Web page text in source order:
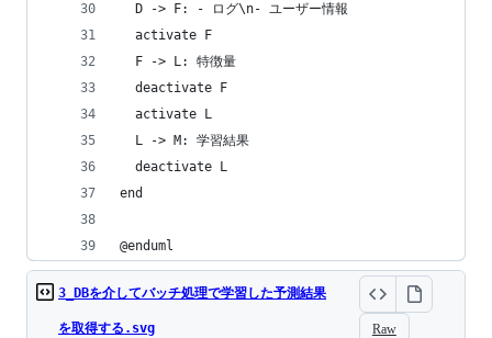
  D -> F: - ログ\n- ユーザー情報
  activate F
  F -> L: 特徴量
  deactivate F
  activate L
  L -> M: 学習結果
  deactivate L
end
@enduml
Raw
3_DBを介してバッチ処理で学習した予測結果
を取得する.svg